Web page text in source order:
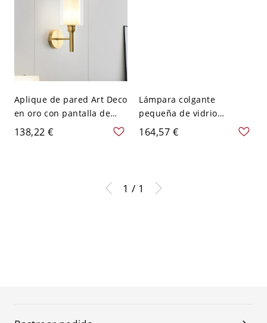
Aplique de pared Art Deco
en oro con pantalla de
vidrio blanco esmerilado,
vidrio blanco, 1, 110V-
138,22 €
Lámpara colgante
pequeña de vidrio
posmoderno con 1 luz
para comedor - 110 A 120
164,57 €
1 / 1